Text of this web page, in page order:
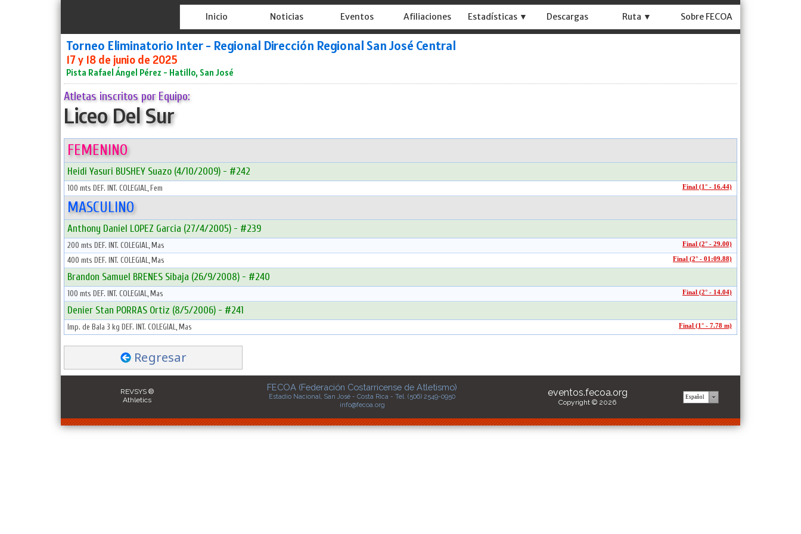
Inicio Noticias Eventos Afiliaciones Estadísticas ▼ Descargas Ruta ▼ Sobre FECOA
Torneo Eliminatorio Inter - Regional Dirección Regional San José Central
17 y 18 de junio de 2025
Pista Rafael Ángel Pérez - Hatillo, San José
Atletas inscritos por Equipo:
Liceo Del Sur
FEMENINO
Heidi Yasuri BUSHEY Suazo (4/10/2009) - #242
100 mts DEF. INT. COLEGIAL, Fem Final (1° - 16.44)
MASCULINO
Anthony Daniel LOPEZ Garcia (27/4/2005) - #239
200 mts DEF. INT. COLEGIAL, Mas Final (2° - 29.00)
400 mts DEF. INT. COLEGIAL, Mas Final (2° - 01:09.88)
Brandon Samuel BRENES Sibaja (26/9/2008) - #240
100 mts DEF. INT. COLEGIAL, Mas Final (2° - 14.04)
Denier Stan PORRAS Ortiz (8/5/2006) - #241
Imp. de Bala 3 kg DEF. INT. COLEGIAL, Mas Final (1° - 7.78 m)
Regresar
REVSYS ®
Athletics
FECOA (Federación Costarricense de Atletismo)
Estadio Nacional, San José - Costa Rica - Tel. (506) 2549-0950
info@fecoa.org
eventos.fecoa.org
Copyright © 2026